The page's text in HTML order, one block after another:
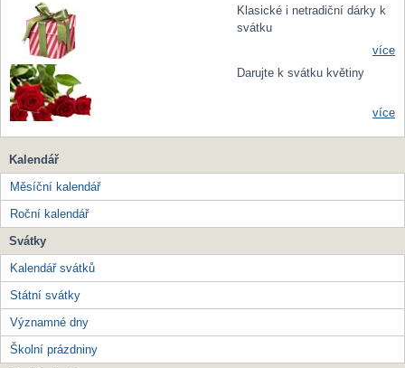
Klasické i netradiční dárky k
svátku
více
Darujte k svátku květiny
více
Kalendář
Měsíční kalendář
Roční kalendář
Svátky
Kalendář svátků
Státní svátky
Významné dny
Školní prázdniny